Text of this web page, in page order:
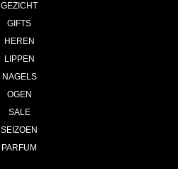
GEZICHT
GIFTS
HEREN
LIPPEN
NAGELS
OGEN
SALE
SEIZOEN
PARFUM